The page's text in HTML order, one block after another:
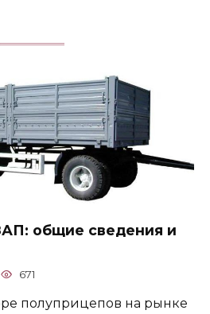
общие сведения и
671
полуприцепов на рынке